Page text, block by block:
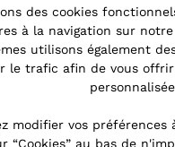
des cookies
à la navigation sur
utilisons également
le trafic afin de vous
modifier vos
“Cookies” au bas de